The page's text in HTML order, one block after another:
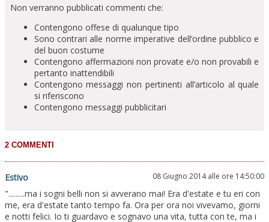
Non verranno pubblicati commenti che:
Contengono offese di qualunque tipo
Sono contrari alle norme imperative dell’ordine pubblico e
del buon costume
Contengono affermazioni non provate e/o non provabili e
pertanto inattendibili
Contengono messaggi non pertinenti all’articolo al quale
si riferiscono
Contengono messaggi pubblicitari
Estivo 08 Giugno 2014 alle ore 14:50:00
".........ma i sogni belli non si avverano mai! Era d'estate e tu eri con
me, era d'estate tanto tempo fa. Ora per ora noi vivevamo, giorni
e notti felici. Io ti guardavo e sognavo una vita, tutta con te, ma i